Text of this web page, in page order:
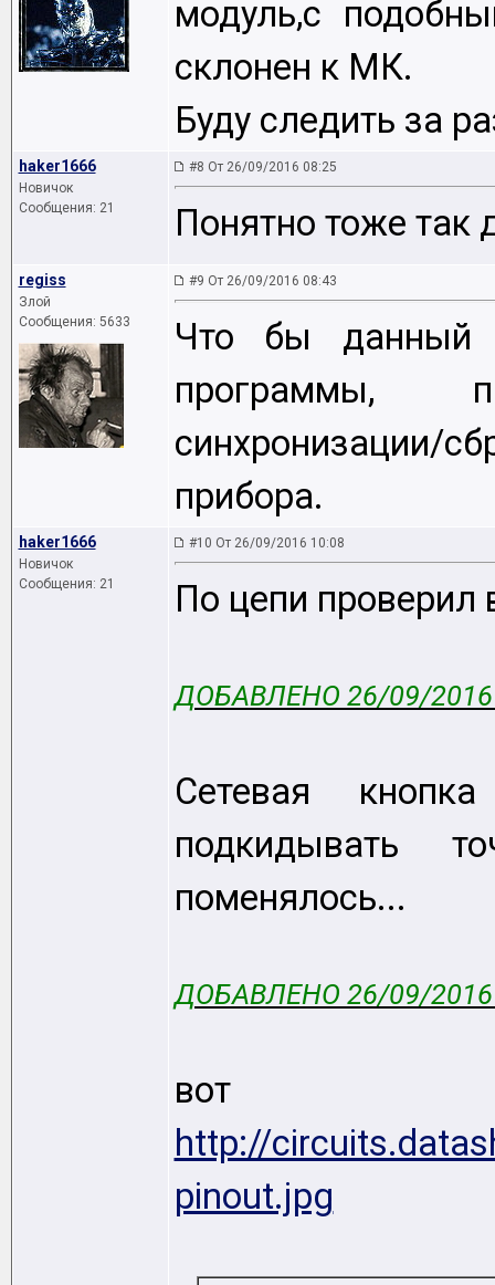
модуль,с
склонен к МК.
Буду следить за
haker1666
Новичок
Сообщения: 21
#8 От 26/09/2016 08:25
Понятно тоже так
regiss
Злой
Сообщения: 5633
#9 От 26/09/2016 08:43
Что бы данный
программы,
синхронизации/
прибора.
haker1666
Новичок
Сообщения: 21
#10 От 26/09/2016 10:08
По цепи проверил
ДОБАВЛЕНО 26/09/2016
Сетевая
подкидывать
поменялось...
ДОБАВЛЕНО 26/09/2016
вот
http://
pinout.jpg